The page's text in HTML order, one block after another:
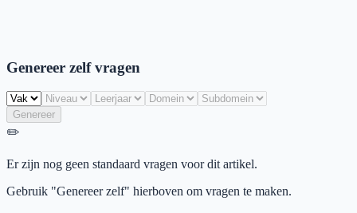
Genereer zelf vragen
Genereer
✏️
Er zijn nog geen standaard vragen voor dit artikel.
Gebruik "Genereer zelf" hierboven om vragen te maken.